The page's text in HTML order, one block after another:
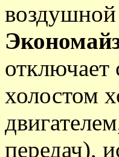
воздушной
отключает
холостом
передач),